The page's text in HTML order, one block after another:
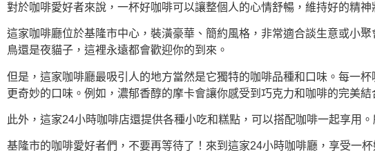
對於咖啡愛好者來說，一杯好咖啡可以讓整個人的心情舒暢，維持好的精
這家咖啡廳位於基隆市中心，裝潢豪華、簡約風格，非常適合談生意或小
鳥還是夜貓子，這裡永遠都會歡迎你的到來。
但是，這家咖啡廳最吸引人的地方當然是它獨特的咖啡品種和口味。每一
更奇妙的口味。例如，濃郁香醇的摩卡會讓你感受到巧克力和咖啡的完美
此外，這家24小時咖啡店還提供各種小吃和糕點，可以搭配咖啡一起享用
基隆市的咖啡愛好者們，不要再等待了！來到這家24小時咖啡廳，享受一